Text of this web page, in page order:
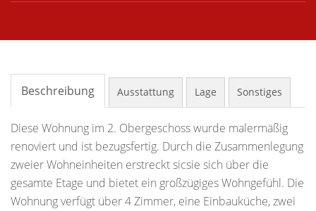
Beschreibung Ausstattung Lage Sonstiges
Diese Wohnung im 2. Obergeschoss wurde malermäßig
renoviert und ist bezugsfertig. Durch die Zusammenlegung
zweier Wohneinheiten erstreckt sicsie sich über die
gesamte Etage und bietet ein großzügiges Wohngefühl. Die
Wohnung verfügt über 4 Zimmer, eine Einbauküche, zwei